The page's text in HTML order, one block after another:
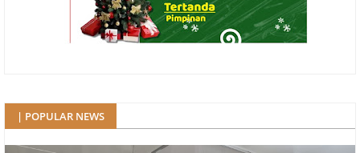
| POPULAR NEWS